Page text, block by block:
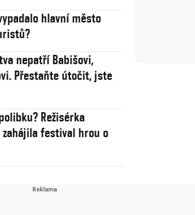
hlavní město
nepatří Babišovi,
Přestaňte útočit, jste
Režisérka
zahájila festival hrou o